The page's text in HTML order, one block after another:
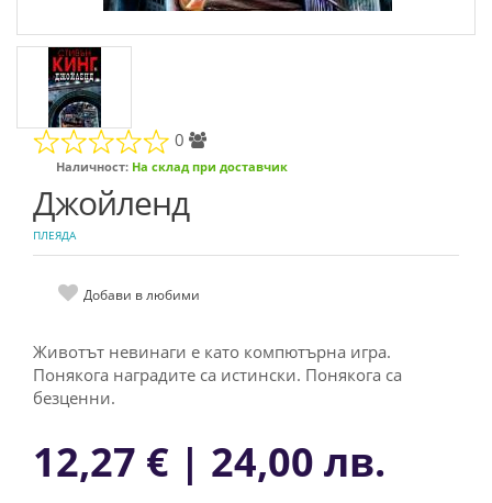
0
Наличност: На склад при доставчик
Джойленд
ПЛЕЯДА
Добави в любими
Живoтът нeвинaги e кaтo кoмпютъpнa игpa.
Пoнякoгa нaгpaдитe ca иcтинcки. Пoнякoгa ca
бeзцeнни.
12,27 € | 24,00 лв.